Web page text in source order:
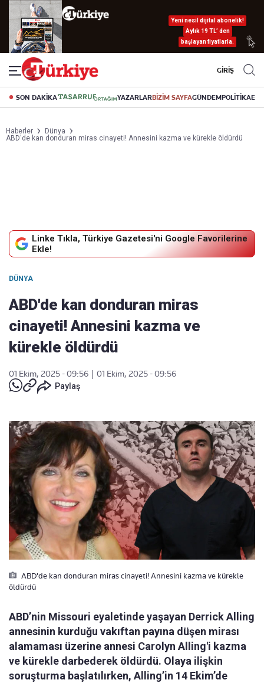
Yeni nesil dijital abonelik!
Aylık 19 TL’ den
başlayan fiyatlarla.
GİRİŞ
SON DAKİKA YAZARLARBİZİM SAYFAGÜNDEMPOLİTİKA
Haberler
Dünya
ABD'de kan donduran miras cinayeti! Annesini kazma ve kürekle öldürdü
Linke Tıkla, Türkiye Gazetesi'ni Google Favorilerine
Ekle!
DÜNYA
ABD'de kan donduran miras
cinayeti! Annesini kazma ve
kürekle öldürdü
01 Ekim, 2025 - 09:56
01 Ekim, 2025 - 09:56
Paylaş
ABD'de kan donduran miras cinayeti! Annesini kazma ve kürekle
öldürdü
ABD’nin Missouri eyaletinde yaşayan Derrick Alling
annesinin kurduğu vakıftan payına düşen mirası
alamaması üzerine annesi Carolyn Alling'i kazma
ve kürekle darbederek öldürdü. Olaya ilişkin
soruşturma başlatılırken, Alling’in 14 Ekim’de